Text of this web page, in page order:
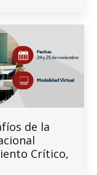
de la
Crítico,